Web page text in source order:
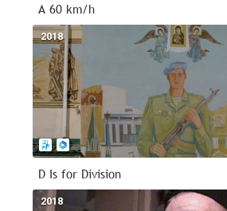
A 60 km/h
2018
D Is for Division
2018